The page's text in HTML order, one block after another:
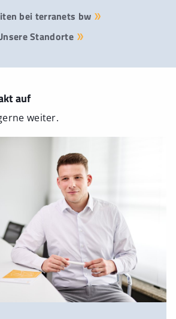
bei terranets bw
Standorte
auf
weiter.